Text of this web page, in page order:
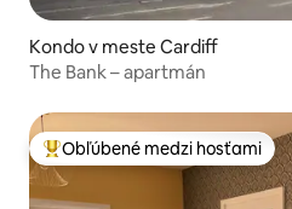
Kondo v meste Cardiff
The Bank – apartmán
Najobľúbenejšie medzi hosťami
Obľúbené medzi hosťami